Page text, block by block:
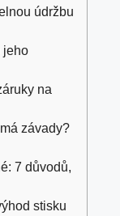
údržbu
jeho
na
závady?
7 důvodů,
stisku